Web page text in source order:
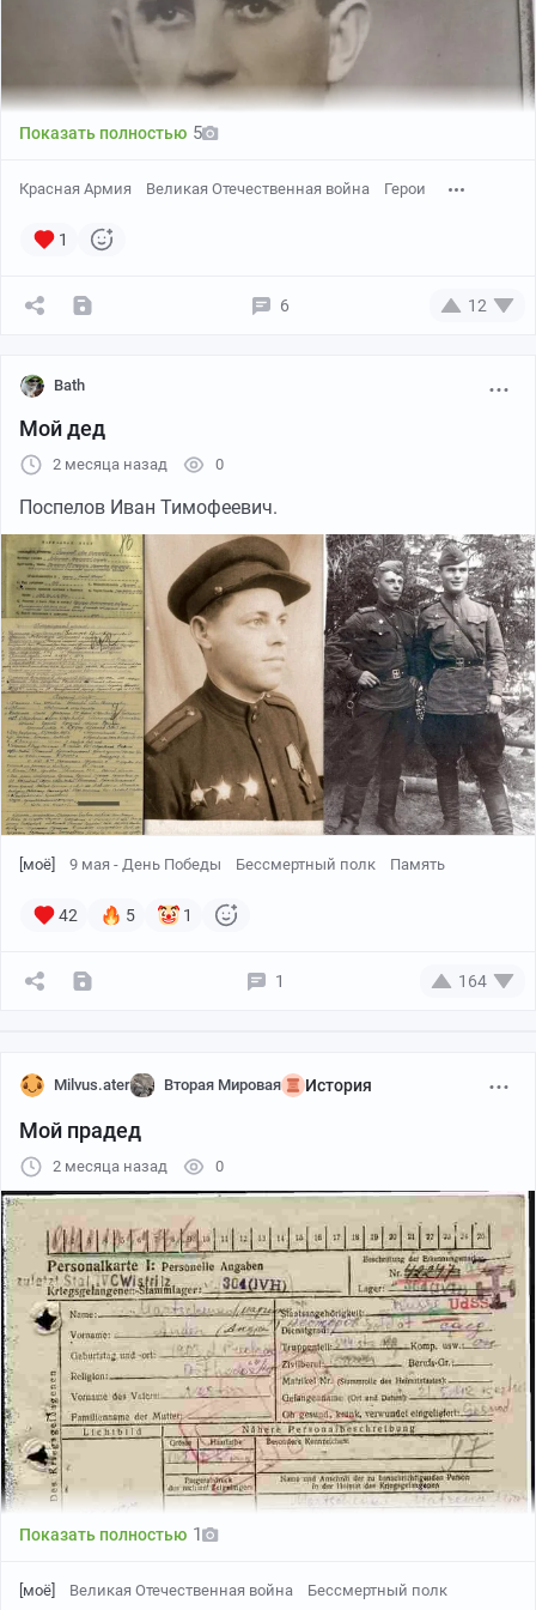
И тут второй выдаёт, я прям зауважал его:
- Запомни, Сивый, в этой жизни есть кое что поважней
денег. Стой давай. Еще раз вякнешь - лицо тебе
сломаю.
Показать полностью 5
Красная Армия Великая Отечественная война Герои
1
6 12
Bath
Мой дед
2 месяца назад 0
Поспелов Иван Тимофеевич.
[моё] 9 мая - День Победы Бессмертный полк Память
42 5 1
1 164
Milvus.ater Вторая Мировая История
Мой прадед
2 месяца назад 0
Показать полностью 1
[моё] Великая Отечественная война Бессмертный полк